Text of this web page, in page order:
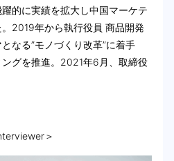
的に実績を拡大し中国マーケテ
2019年から執行役員 商品開発
なる”モノづくり改革”に着手
グを推進。2021年6月、取締役
＞